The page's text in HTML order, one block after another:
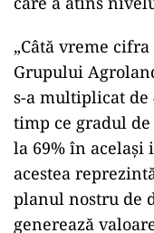
Cifră de
La sfârşitul
care include
de amortizare, se